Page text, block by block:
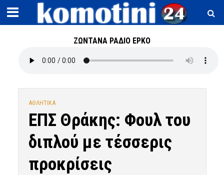
ΖΩΝΤΑΝΑ ΡΑΔΙΟ ΕΡΚΟ
ΑΘΛΗΤΙΚΑ
ΕΠΣ Θράκης: Φουλ του
διπλού με τέσσερις
προκρίσεις